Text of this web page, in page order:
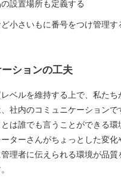
の設置場所も定義する
ど小さいもに番号をつけ管理す
ションの工夫
ベルを維持する上で、私たち
社内のコミュニケーションで
は誰でも言うことができる
ターさんがちょっとした変化
理者に伝えられる環境が品質